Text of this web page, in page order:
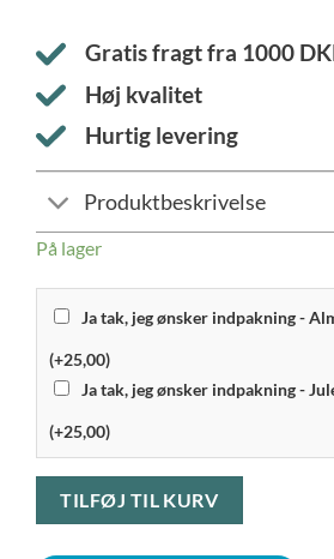
Gratis fragt fra 1000
Høj kvalitet
Hurtig levering
Produktbeskrivelse
På lager
Ja tak, jeg ønsker indpakning -
(+25,00)
Ja tak, jeg ønsker indpakning -
(+25,00)
TILFØJ TIL KURV